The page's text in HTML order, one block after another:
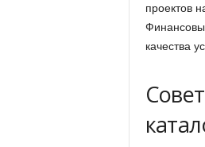
проектов
качества